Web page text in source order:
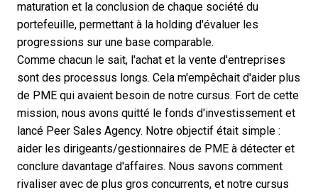
maturation et la conclusion de chaque société du
portefeuille, permettant à la holding d'évaluer les
progressions sur une base comparable.
Comme chacun le sait, l'achat et la vente d'entreprises
sont des processus longs. Cela m'empêchait d'aider plus
de PME qui avaient besoin de notre cursus. Fort de cette
mission, nous avons quitté le fonds d'investissement et
lancé Peer Sales Agency. Notre objectif était simple :
aider les dirigeants/gestionnaires de PME à détecter et
conclure davantage d'affaires. Nous savons comment
rivaliser avec de plus gros concurrents, et notre cursus